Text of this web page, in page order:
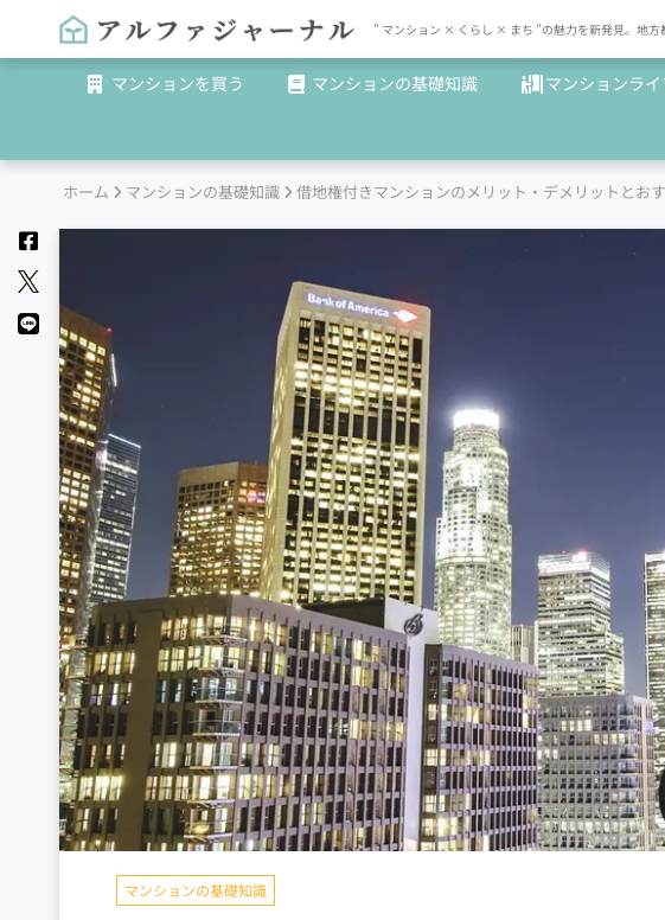
" マンション × くらし × まち "の魅力を新発見。地方
マンションを買う マンションの基礎知識 マンションライ
ホーム マンションの基礎知識 借地権付きマンションのメリット・デメリットとお
マンションの基礎知識